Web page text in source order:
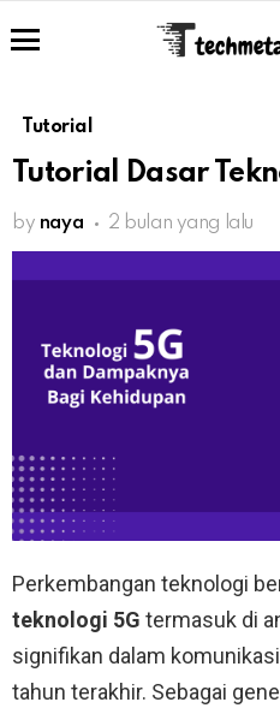
Tutorial
Tutorial Dasar
by naya 2 bulan yang lalu
Perkembangan teknologi
teknologi 5G termasuk di
signifikan dalam
tahun terakhir. Sebagai